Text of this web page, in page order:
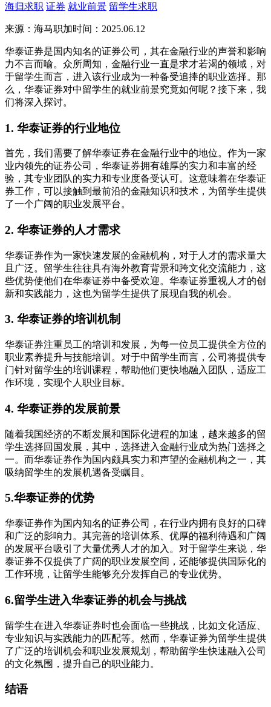
海归求职 证券 就业前景 留学生求职
来源：海马职加时间：2025.06.12
华泰证券是国内知名的证券公司，其在金融行业的声誉和影响
力不言而喻。众所周知，金融行业一直是求才若渴的领域，对
于留学生而言，进入该行业成为一种备受追捧的职业选择。那
么，华泰证券对中留学生的就业前景究竟如何呢？接下来，我
们将深入探讨。
1. 华泰证券的行业地位
首先，我们需要了解华泰证券在金融行业中的地位。作为一家
业内领先的证券公司，华泰证券拥有雄厚的实力和丰富的经
验，其专业团队的实力和专业度备受认可。这意味着在华泰证
券工作，可以接触到最前沿的金融知识和技术，为留学生提供
了一个广阔的职业发展平台。
2. 华泰证券的人才需求
华泰证券作为一家快速发展的金融机构，对于人才的需求量大
且广泛。留学生往往具有海外教育背景和跨文化交流能力，这
些优势使他们在华泰证券中备受欢迎。华泰证券重视人才的创
新和实践能力，这也为留学生提供了展现自我的机会。
3. 华泰证券的培训机制
华泰证券注重员工的培训和发展，为每一位员工提供全方位的
职业素养提升与技能培训。对于中留学生而言，公司将提供专
门针对留学生的培训课程，帮助他们更快地融入团队，适应工
作环境，实现个人职业目标。
4. 华泰证券的发展前景
随着我国经济的不断发展和国际化进程的加速，越来越多的留
学生选择回国发展，其中，选择进入金融行业成为热门选择之
一。而华泰证券作为国内颇具实力和声望的金融机构之一，其
吸纳留学生的发展机遇备受瞩目。
5.华泰证券的优势
华泰证券作为国内知名的证券公司，在行业内拥有良好的口碑
和广泛的影响力。其完善的培训体系、优厚的福利待遇和广阔
的发展平台吸引了大量优秀人才的加入。对于留学生来说，华
泰证券不仅提供了广阔的职业发展空间，还能够提供国际化的
工作环境，让留学生能够充分发挥自己的专业优势。
6.留学生进入华泰证券的机会与挑战
留学生在进入华泰证券时也会面临一些挑战，比如文化适应、
专业知识与实践能力的匹配等。然而，华泰证券为留学生提供
了广泛的培训机会和职业发展规划，帮助留学生快速融入公司
的文化氛围，提升自己的职业能力。
结语